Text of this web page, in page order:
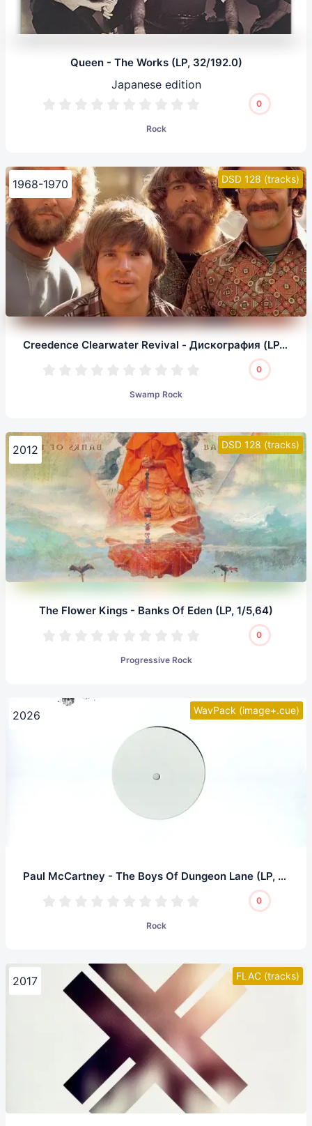
Queen - The Works (LP, 32/192.0)
Japanese edition
0
Rock
DSD 128 (tracks)
1968-1970
Creedence Clearwater Revival - Дискография (LP, 1/5,64)
0
Swamp Rock
DSD 128 (tracks)
2012
The Flower Kings - Banks Of Eden (LP, 1/5,64)
0
Progressive Rock
WavPack (image+.cue)
2026
Paul McCartney - The Boys Of Dungeon Lane (LP, 32/192.0)
0
Rock
FLAC (tracks)
2017